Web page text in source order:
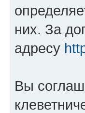
них. За
адресу
Вы